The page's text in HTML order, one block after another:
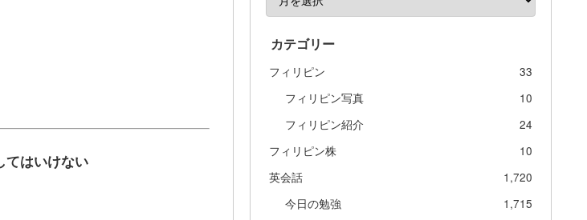
てはいけない
カテゴリー
フィリピン
33
フィリピン写真
10
フィリピン紹介
24
フィリピン株
10
英会話
1,720
今日の勉強
1,715